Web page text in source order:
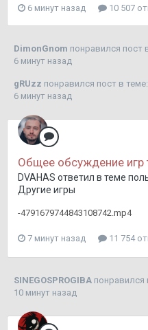
6 минут назад 10 507
DimоnGnom понравился пост
6 минут назад
gRUzz понравился пост в теме:
6 минут назад
Общее обсуждение игр
DVAHAS ответил в теме
Другие игры
-4791679744843108742.mp4
7 минут назад 11 754
SINEGOSPROGIBA понравился
10 минут назад